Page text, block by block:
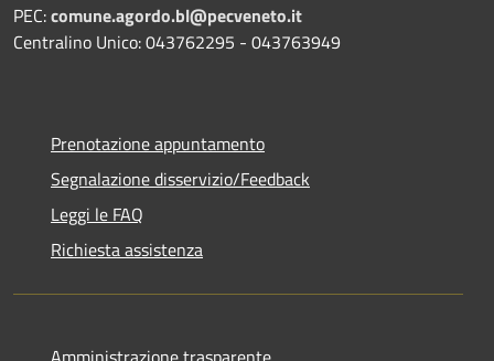
PEC:comune.agordo.bl@pecveneto.it
Centralino Unico: 043762295 - 043763949
Prenotazione appuntamento
Segnalazione disservizio/Feedback
Leggi le FAQ
Richiesta assistenza